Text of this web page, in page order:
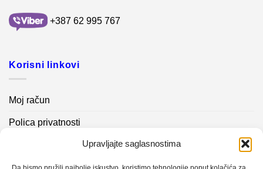
Upravljajte saglasnostima
+387 62 995 767
Korisni linkovi
Moj račun
Polica privatnosti